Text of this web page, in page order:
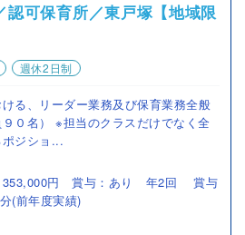
認可保育所／東戸塚【地域限
週休2日制
る、リーダー業務及び保育業務全般
９０名） ※担当のクラスだけでなく全
ジショ...
353,000円 賞与：あり 年2回 賞与
(前年度実績)